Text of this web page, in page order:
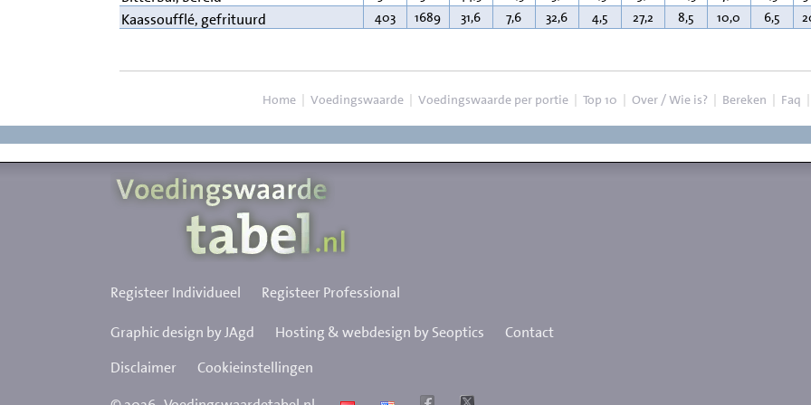
Kaassoufflé, gefrituurd 403 1689 31,6 7,6 32,6 4,5 27,2 8,5 10,0 6,5
Home | Voedingswaarde | Voedingswaarde per portie | Top 10 | Over / Wie is? | Bereken | Faq |
Registeer Individueel Registeer Professional
Graphic design by JAgd Hosting & webdesign by Seoptics
Contact
Disclaimer
Cookieinstellingen